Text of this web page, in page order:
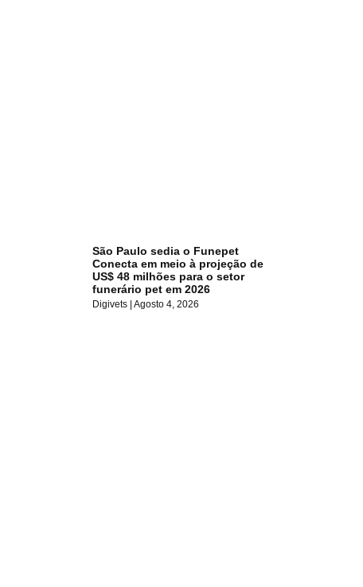
São Paulo sedia o Funepet
Conecta em meio à projeção de
US$ 48 milhões para o setor
funerário pet em 2026
Digivets Agosto 4, 2026